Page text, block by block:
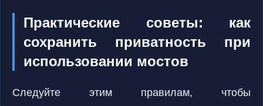
Практические советы: как
сохранить приватность при
использовании мостов
Следуйте этим правилам, чтобы